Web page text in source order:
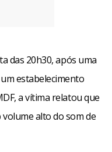
das 20h30, após uma
estabelecimento
a vítima relatou que
volume alto do som de